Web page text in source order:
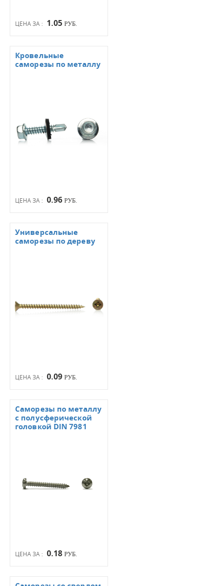
ЦЕНА ЗА : 1.05 РУБ.
ЦЕНА ЗА : 0.96 РУБ.
Кровельные
саморезы по металлу
ЦЕНА ЗА : 0.09 РУБ.
Универсальные
саморезы по дереву
ЦЕНА ЗА : 0.18 РУБ.
Саморезы по металлу
с полусферической
головкой DIN 7981